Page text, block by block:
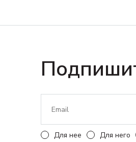
Для нее Для него